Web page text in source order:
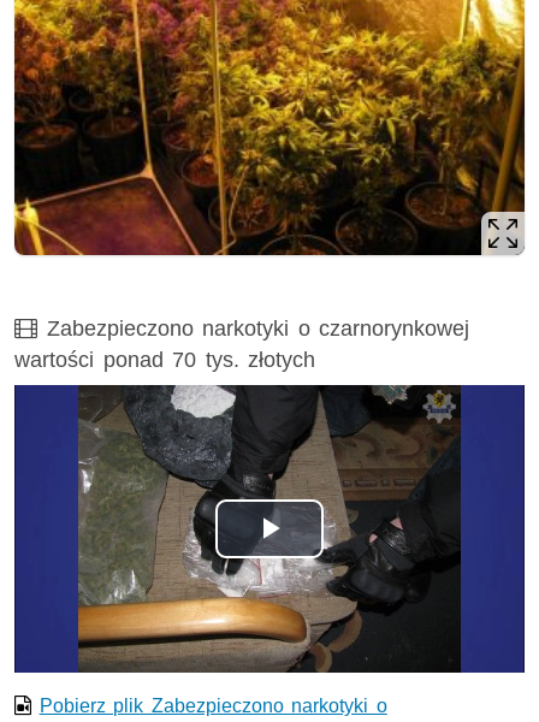
Film
Zabezpieczono narkotyki o czarnorynkowej
wartości ponad 70 tys. złotych
Odtwórz
wideo
Pobierz plik Zabezpieczono narkotyki o